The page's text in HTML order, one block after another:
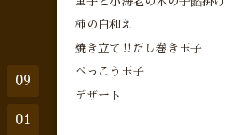
柿の白和え
焼き立て‼︎だし巻き玉子
べっこう玉子
デザート
09
01